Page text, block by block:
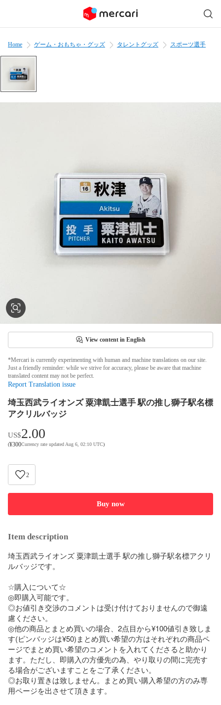
Home ゲーム・おもちゃ・グッズ タレントグッズ スポーツ選手
View content in English
*Mercari is currently experimenting with human and machine translations on our site.
Just a friendly reminder: while we strive for accuracy, please be aware that machine
translated content may not be perfect.
Report Translation issue
埼玉西武ライオンズ 粟津凱士選手 駅の推し獅子駅名標
アクリルバッジ
US$2.00
(¥300Currency rate updated Aug 6, 02:10 UTC)
2
Buy now
Item description
埼玉西武ライオンズ 粟津凱士選手 駅の推し獅子駅名標アクリ
ルバッジです。
☆購入について☆
◎即購入可能です。
◎お値引き交渉のコメントは受け付けておりませんので御遠
慮ください。
◎他の商品とまとめ買いの場合、2点目から¥100値引き致しま
す(ピンバッジは¥50)まとめ買い希望の方はそれぞれの商品ペ
ージでまとめ買い希望のコメントを入れてくださると助かり
ます。ただし、即購入の方優先の為、やり取りの間に完売す
る場合がございますことをご了承ください。
◎お取り置きは致しません。まとめ買い購入希望の方のみ専
用ページを出させて頂きます。